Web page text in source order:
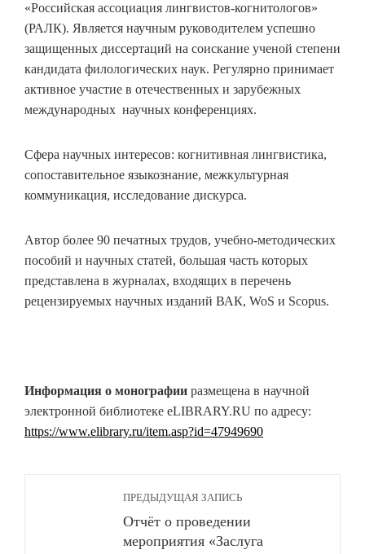
«Российская ассоциация лингвистов-когнитологов»
(РАЛК). Является научным руководителем успешно
защищенных диссертаций на соискание ученой степени
кандидата филологических наук. Регулярно принимает
активное участие в отечественных и зарубежных
международных научных конференциях.
Сфера научных интересов: когнитивная лингвистика,
сопоставительное языкознание, межкультурная
коммуникация, исследование дискурса.
Автор более 90 печатных трудов, учебно-методических
пособий и научных статей, большая часть которых
представлена в журналах, входящих в перечень
рецензируемых научных изданий ВАК, WoS и Scopus.
Информация о монографии размещена в научной
электронной библиотеке eLIBRARY.RU по адресу:
https://www.elibrary.ru/item.asp?id=47949690
ПРЕДЫДУЩАЯ ЗАПИСЬ
Отчёт о проведении
мероприятия «Заслуга